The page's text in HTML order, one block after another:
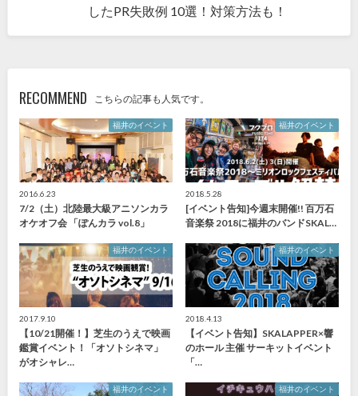
したPR失敗例 10選！対策方法も！
RECOMMEND こちらの記事も人気です。
福井のイベント
2016.6.23
7/2（土）北陸最大級アニソンカラ
オケオフ会 「ぽんカラ vol.8」
福井のイベント
2018.5.28
[イベント告知]今週末開催!! 百万石
音楽祭 2018に福井のバンドSKAL…
福井のイベント
2017.9.10
【10/21開催！】芝生のうえで映画
鑑賞イベント！「オソトシネマ」
がオシャレ…
福井のイベント
2018.4.13
【イベント告知】SKALAPPER×響
のホール 主催 サーキットイベント
「…
福井のイベント 福井のイベント